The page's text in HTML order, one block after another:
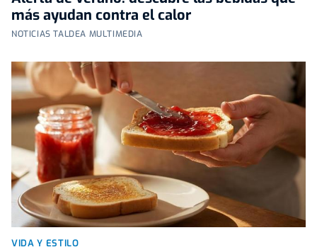
más ayudan contra el calor
NOTICIAS TALDEA MULTIMEDIA
VIDA Y ESTILO